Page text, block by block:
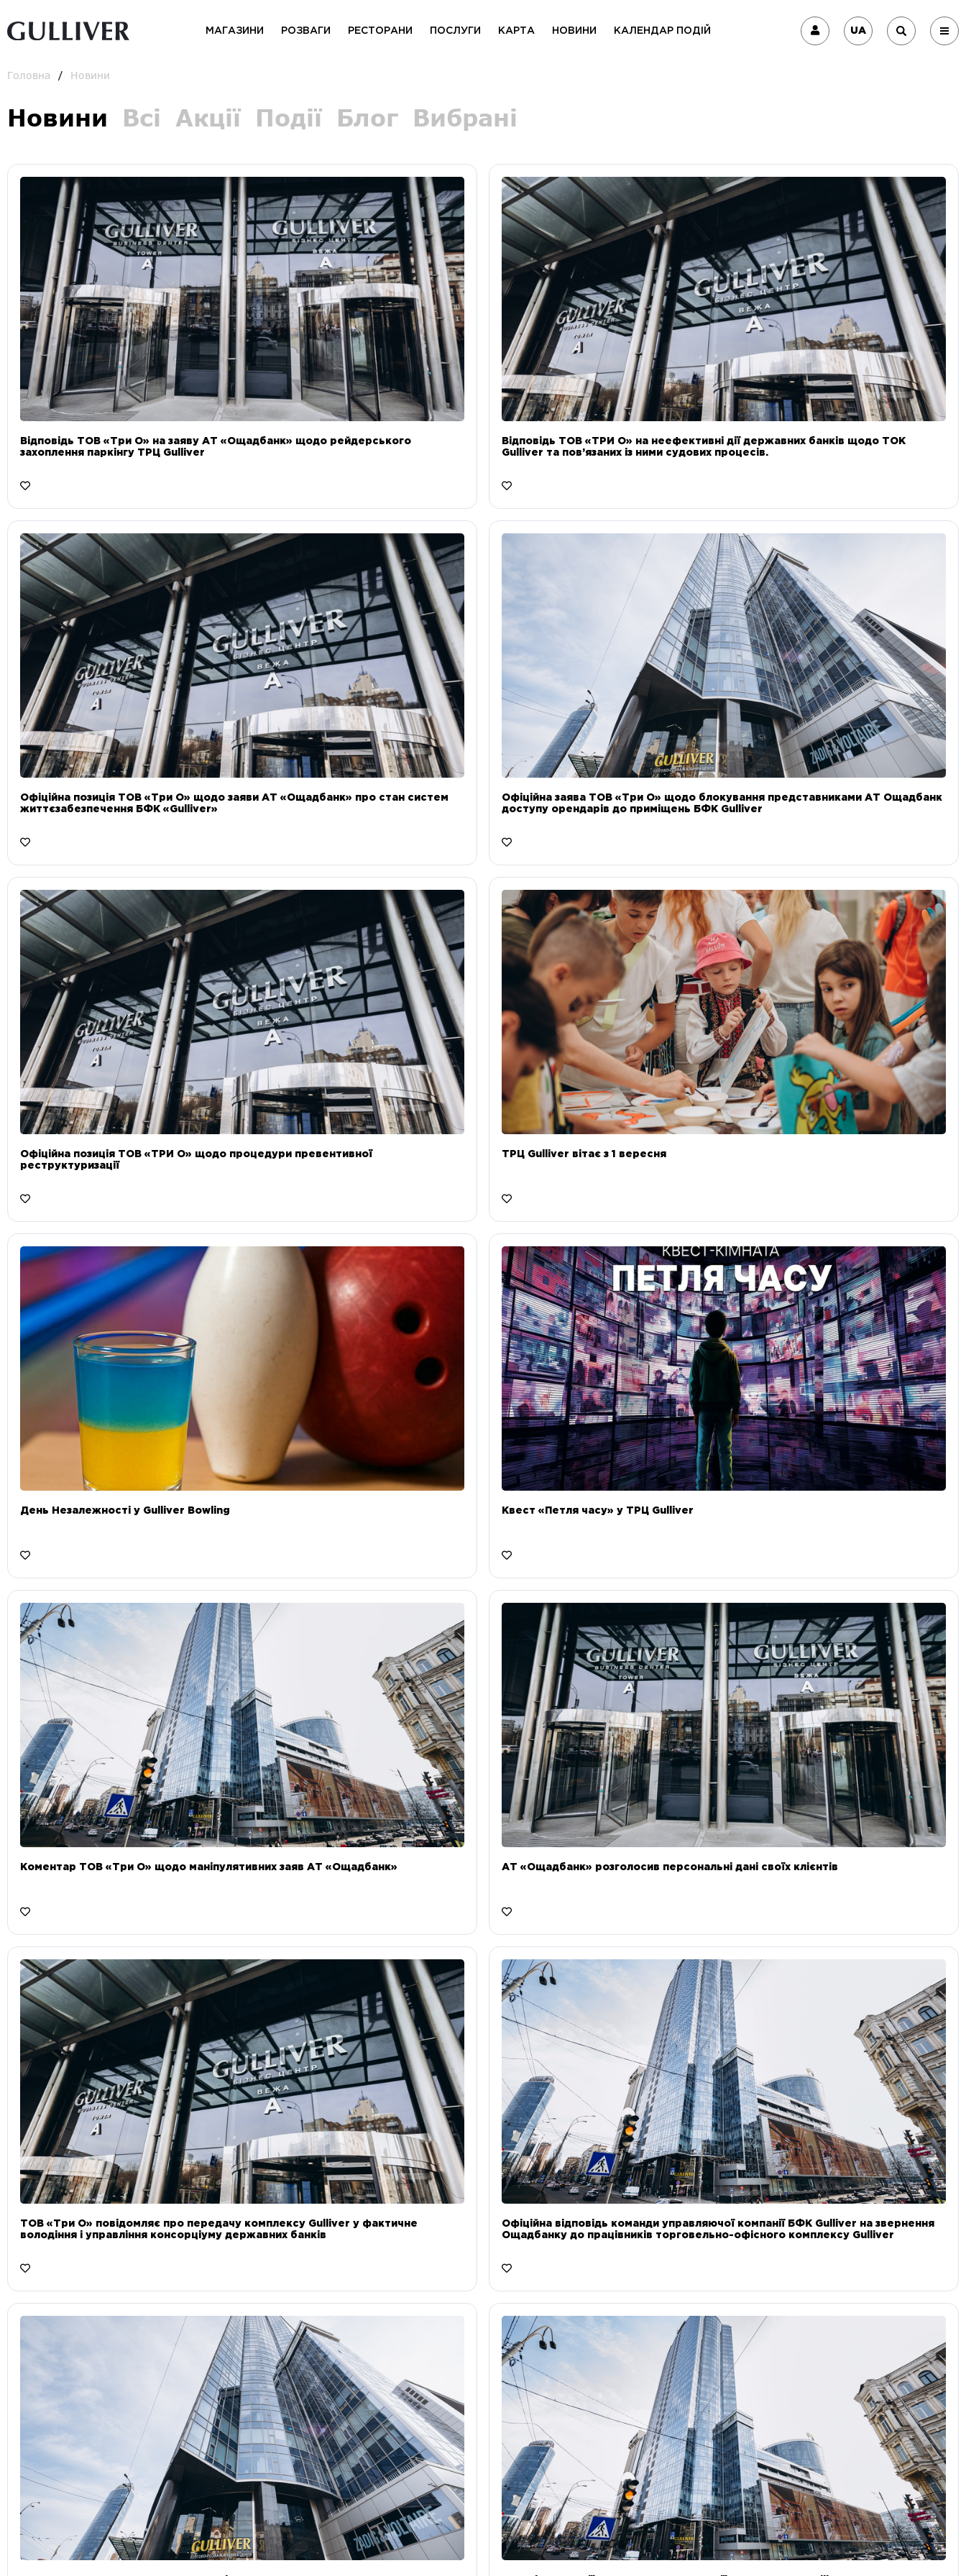
МАГАЗИНИ РОЗВАГИ РЕСТОРАНИ ПОСЛУГИ КАРТА НОВИНИ КАЛЕНДАР ПОДІЙ UA
Головна Новини
Новини Всі Акції Події Блог Вибрані
Відповідь ТОВ «Три О» на заяву АТ «Ощадбанк» щодо рейдерського
захоплення паркінгу ТРЦ Gulliver
Відповідь ТОВ «ТРИ О» на неефективні дії державних банків щодо ТОК
Gulliver та пов’язаних із ними судових процесів.
Офіційна позиція ТОВ «Три О» щодо заяви АТ «Ощадбанк» про стан систем
життєзабезпечення БФК «Gulliver»
Офіційна заява ТОВ «Три О» щодо блокування представниками АТ Ощадбанк
доступу орендарів до приміщень БФК Gulliver
Офіційна позиція ТОВ «ТРИ О» щодо процедури превентивної
реструктуризації
ТРЦ Gulliver вітає з 1 вересня
День Незалежності у Gulliver Bowling Квест «Петля часу» у ТРЦ Gulliver
Коментар ТОВ «Три О» щодо маніпулятивних заяв АТ «Ощадбанк» АТ «Ощадбанк» розголосив персональні дані своїх клієнтів
ТОВ «Три О» повідомляє про передачу комплексу Gulliver у фактичне
володіння і управління консорціуму державних банків
Офіційна відповідь команди управляючої компанії БФК Gulliver на звернення
Ощадбанку до працівників торговельно-офісного комплексу Gulliver